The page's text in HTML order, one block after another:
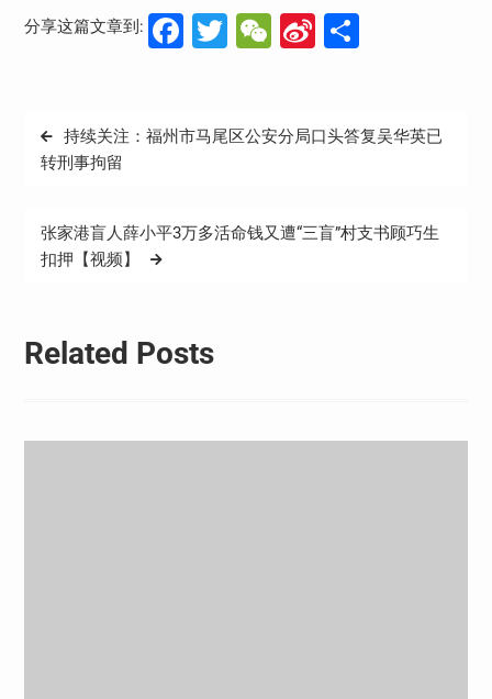
分享这篇文章到: Facebook
Twitter
WeChat
Sina分
文
章
航
持续关注：福州市马尾区公安分局口头答复吴华英已
转刑事拘留
张家港盲人薛小平3万多活命钱又遭“三盲”村支书顾巧生
扣押【视频】
Related Posts